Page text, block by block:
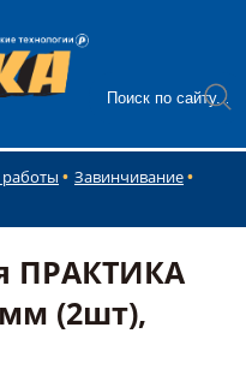
Завинчивание
ПРАКТИКА
(2шт),